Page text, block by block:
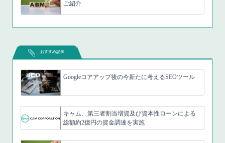
ご紹介
おすすめ記事
Googleコアアップ後の今新たに考えるSEOツール
キャム、第三者割当増資及び資本性ローンによる
総額約2億円の資金調達を実施